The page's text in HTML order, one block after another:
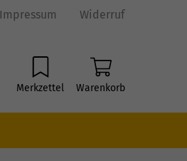
Impressum Widerruf
Merkzettel Warenkorb